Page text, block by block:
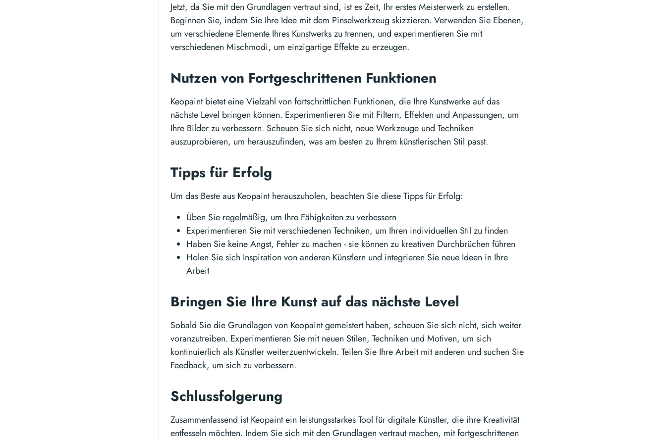
Jetzt, da Sie mit den Grundlagen vertraut sind, ist es Zeit, Ihr erstes Meisterwerk zu erstellen.
Beginnen Sie, indem Sie Ihre Idee mit dem Pinselwerkzeug skizzieren. Verwenden Sie Ebenen,
um verschiedene Elemente Ihres Kunstwerks zu trennen, und experimentieren Sie mit
verschiedenen Mischmodi, um einzigartige Effekte zu erzeugen.
Nutzen von Fortgeschrittenen Funktionen
Keopaint bietet eine Vielzahl von fortschrittlichen Funktionen, die Ihre Kunstwerke auf das
nächste Level bringen können. Experimentieren Sie mit Filtern, Effekten und Anpassungen, um
Ihre Bilder zu verbessern. Scheuen Sie sich nicht, neue Werkzeuge und Techniken
auszuprobieren, um herauszufinden, was am besten zu Ihrem künstlerischen Stil passt.
Tipps für Erfolg
Um das Beste aus Keopaint herauszuholen, beachten Sie diese Tipps für Erfolg:
Üben Sie regelmäßig, um Ihre Fähigkeiten zu verbessern
Experimentieren Sie mit verschiedenen Techniken, um Ihren individuellen Stil zu finden
Haben Sie keine Angst, Fehler zu machen - sie können zu kreativen Durchbrüchen führen
Holen Sie sich Inspiration von anderen Künstlern und integrieren Sie neue Ideen in Ihre
Arbeit
Bringen Sie Ihre Kunst auf das nächste Level
Sobald Sie die Grundlagen von Keopaint gemeistert haben, scheuen Sie sich nicht, sich weiter
voranzutreiben. Experimentieren Sie mit neuen Stilen, Techniken und Motiven, um sich
kontinuierlich als Künstler weiterzuentwickeln. Teilen Sie Ihre Arbeit mit anderen und suchen Sie
Feedback, um sich zu verbessern.
Schlussfolgerung
Zusammenfassend ist Keopaint ein leistungsstarkes Tool für digitale Künstler, die ihre Kreativität
entfesseln möchten. Indem Sie sich mit den Grundlagen vertraut machen, mit fortgeschrittenen